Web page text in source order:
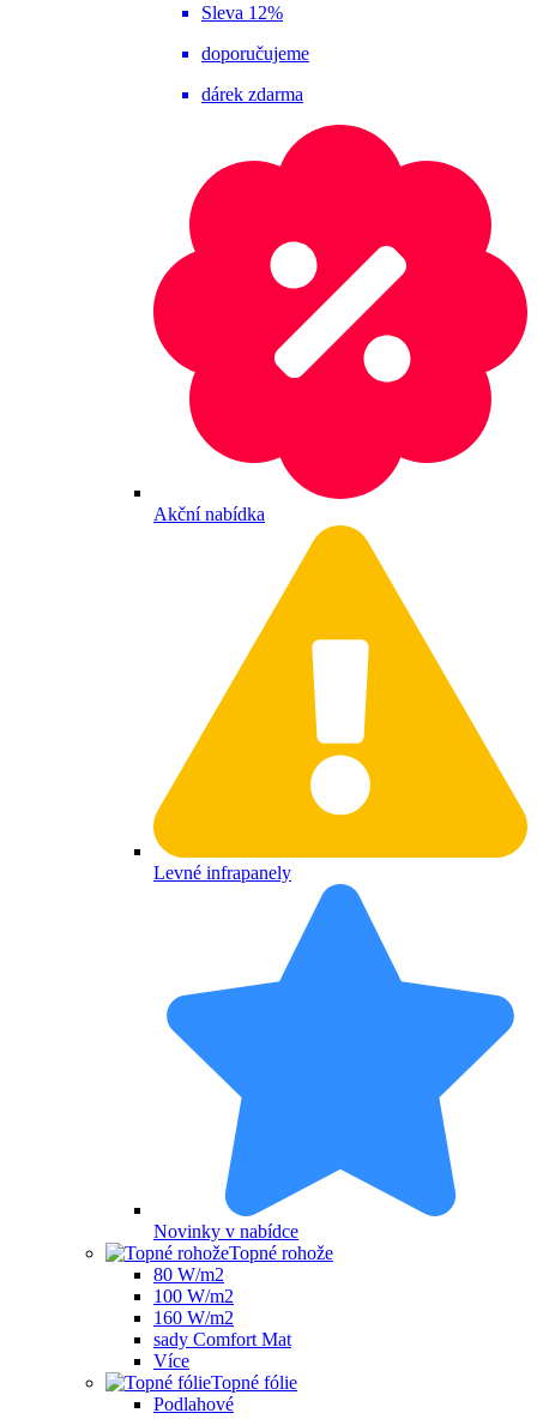
Sleva 12%
doporučujeme
dárek zdarma
Akční nabídka
Levné infrapanely
Novinky v nabídce
Topné rohože
80 W/m2
100 W/m2
160 W/m2
sady Comfort Mat
Více
Topné fólie
Podlahové